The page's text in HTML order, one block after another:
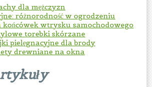
dla mężczyzn
różnorodność w ogrodzeniu
końcówek wtrysku samochodowego
torebki skórzane
pielęgnacyjne dla brody
drewniane na okna